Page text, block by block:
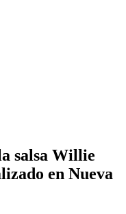
salsa Willie
en Nueva